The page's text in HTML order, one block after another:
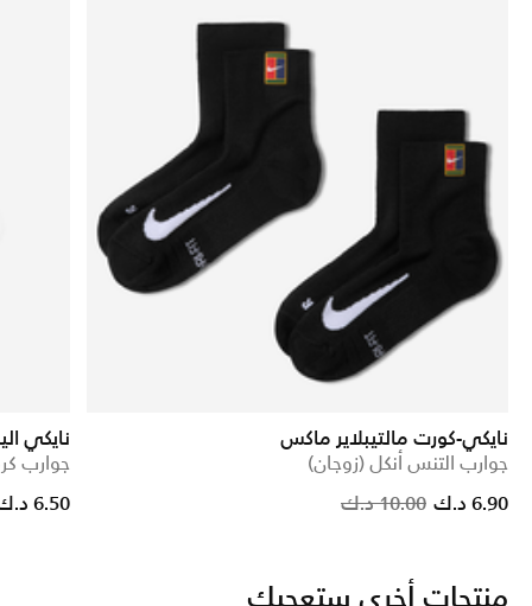
نايكي-كورت مالتيبلاير ماكس
جوارب التنس أنكل (زوجان)
Price 10.00 د.ك to6.90 د.ك
نايكي
جوارب
6.50 د.ك